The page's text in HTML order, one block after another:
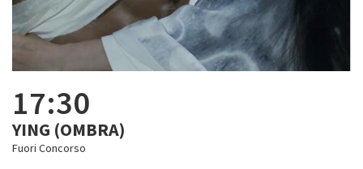
17:30
YING (OMBRA)
Fuori Concorso